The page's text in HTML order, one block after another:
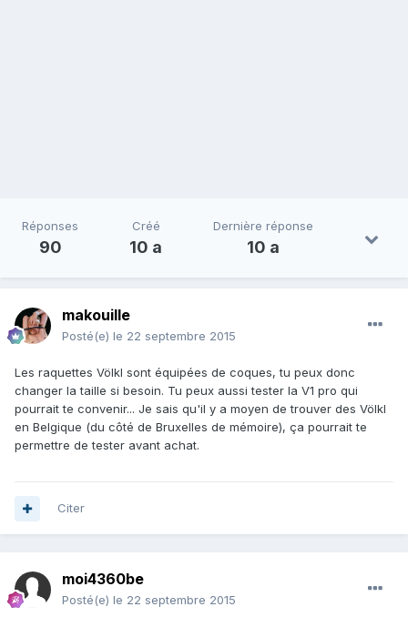
Réponses
90
Créé
10 a
Dernière réponse
10 a
makouille
Posté(e) le 22 septembre 2015
Les raquettes Völkl sont équipées de coques, tu peux donc
changer la taille si besoin. Tu peux aussi tester la V1 pro qui
pourrait te convenir... Je sais qu'il y a moyen de trouver des Völkl
en Belgique (du côté de Bruxelles de mémoire), ça pourrait te
permettre de tester avant achat.
Citer
moi4360be
Posté(e) le 22 septembre 2015